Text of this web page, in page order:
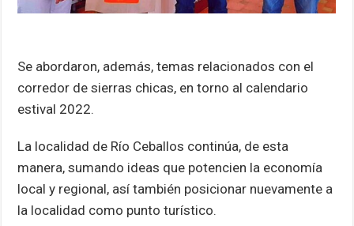
Se abordaron, además, temas relacionados con el
corredor de sierras chicas, en torno al calendario
estival 2022.
La localidad de Río Ceballos continúa, de esta
manera, sumando ideas que potencien la economía
local y regional, así también posicionar nuevamente a
la localidad como punto turístico.